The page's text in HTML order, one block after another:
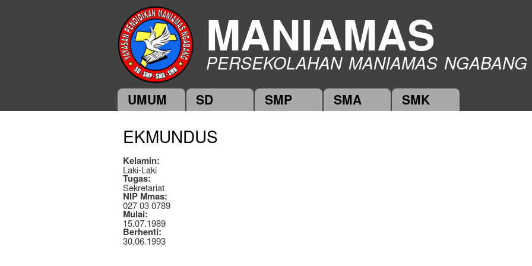
main
content
MANIAMAS
PERSEKOLAHAN MANIAMAS NGABANG
Main menu
UMUM SD SMP SMA SMK
EKMUNDUS
Kelamin:
Laki-Laki
Tugas:
Sekretariat
NIP Mmas:
027 03 0789
Mulai:
15.07.1989
Berhenti:
30.06.1993